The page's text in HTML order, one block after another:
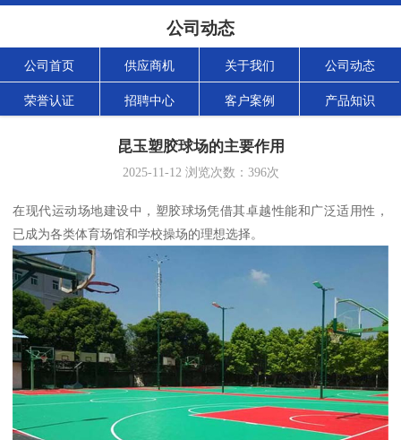
公司动态
公司首页 供应商机 关于我们 公司动态
荣誉认证 招聘中心 客户案例 产品知识
昆玉塑胶球场的主要作用
2025-11-12浏览次数： 396次
在现代运动场地建设中，塑胶球场凭借其卓越性能和广泛适用性，
已成为各类体育场馆和学校操场的理想选择。